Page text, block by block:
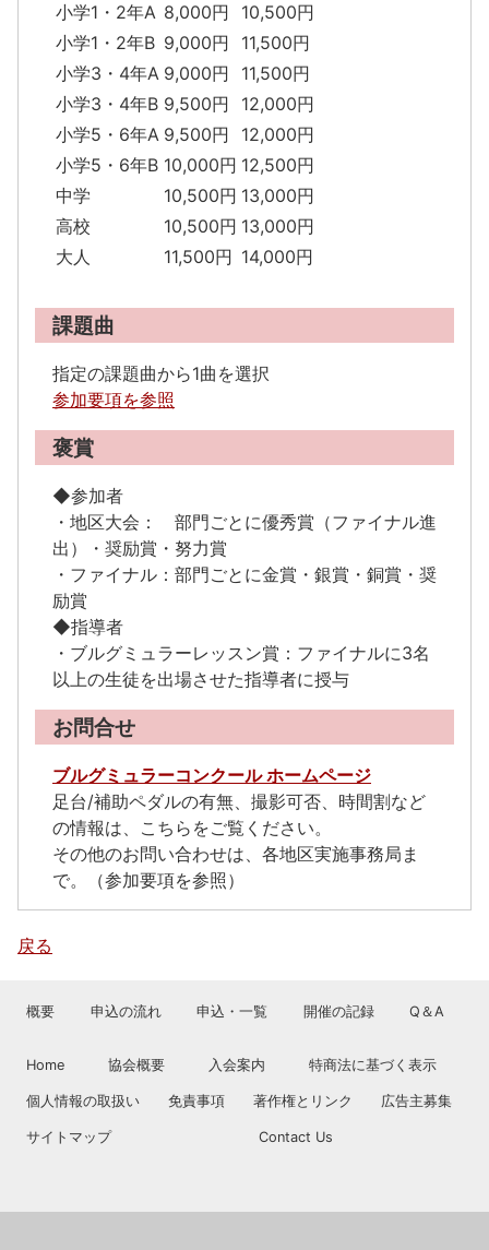
小学1・2年A 8,000円
10,500円
小学1・2年B 9,000円
11,500円
小学3・4年A 9,000円
11,500円
小学3・4年B 9,500円
12,000円
小学5・6年A 9,500円
12,000円
小学5・6年B 10,000円 12,500円
中学
10,500円 13,000円
高校
10,500円 13,000円
大人
11,500円 14,000円
課題曲
指定の課題曲から1曲を選択
参加要項を参照
褒賞
◆参加者
・地区大会： 部門ごとに優秀賞（ファイナル進
出）・奨励賞・努力賞
・ファイナル：部門ごとに金賞・銀賞・銅賞・奨
励賞
◆指導者
・ブルグミュラーレッスン賞：ファイナルに3名
以上の生徒を出場させた指導者に授与
お問合せ
ブルグミュラーコンクール ホームページ
足台/補助ペダルの有無、撮影可否、時間割など
の情報は、こちらをご覧ください。
その他のお問い合わせは、各地区実施事務局ま
で。（参加要項を参照）
戻る
概要 申込の流れ 申込・一覧 開催の記録 Q＆A
Home 協会概要 入会案内 特商法に基づく表示
個人情報の取扱い 免責事項 著作権とリンク 広告主募集
サイトマップ Contact Us